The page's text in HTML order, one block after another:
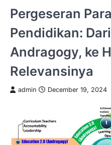
Pergeseran
Pendidikan:
Andragogy, ke
Relevansinya
admin December 19, 2024